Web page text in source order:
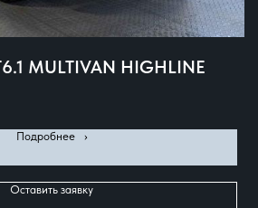
MULTIVAN HIGHLINE
Подробнее⠀›
Оставить заявку